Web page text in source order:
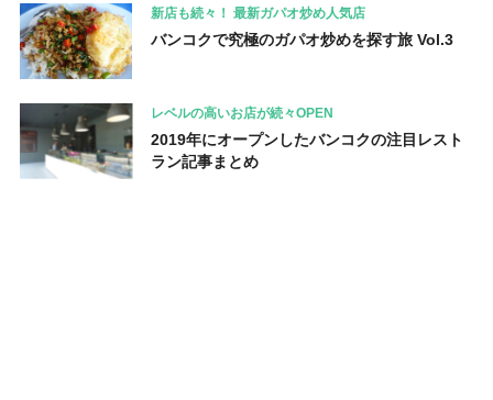
新店も続々！ 最新ガパオ炒め人気店
バンコクで究極のガパオ炒めを探す旅 Vol.3
レベルの高いお店が続々OPEN
2019年にオープンしたバンコクの注目レスト
ラン記事まとめ